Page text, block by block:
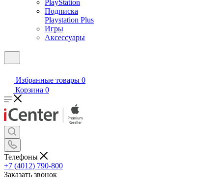
PlayStation
Подписка
Playstation Plus
Игры
Аксессуары
Избранные товары 0
Корзина 0
Телефоны
+7 (4012) 790-800
Заказать звонок